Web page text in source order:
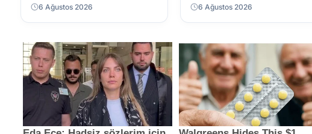
kaybolacak"
6 Ağustos 2026 6 Ağustos 2026